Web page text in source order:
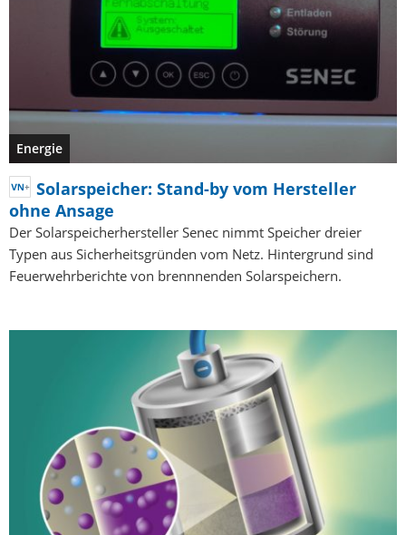
Energie
Solarspeicher: Stand-by vom Hersteller
ohne Ansage
Der Solarspeicherhersteller Senec nimmt Speicher dreier
Typen aus Sicherheitsgründen vom Netz. Hintergrund sind
Feuerwehrberichte von brennnenden Solarspeichern.